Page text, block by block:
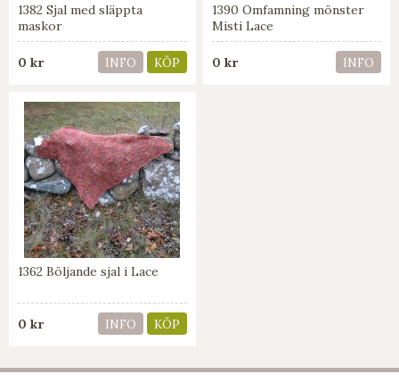
1382 Sjal med släppta
maskor
0 kr INFO KÖP
1390 Omfamning mönster
Misti Lace
0 kr INFO
1362 Böljande sjal i Lace
0 kr INFO KÖP